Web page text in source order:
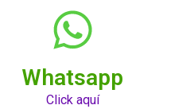
Whatsapp
Click aquí